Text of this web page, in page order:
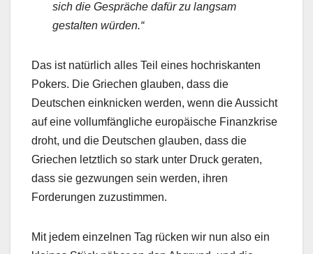
sich die Gespräche dafür zu langsam
gestalten würden.“
Das ist natürlich alles Teil eines hochriskanten
Pokers. Die Griechen glauben, dass die
Deutschen einknicken werden, wenn die Aussicht
auf eine vollumfängliche europäische Finanzkrise
droht, und die Deutschen glauben, dass die
Griechen letztlich so stark unter Druck geraten,
dass sie gezwungen sein werden, ihren
Forderungen zuzustimmen.
Mit jedem einzelnen Tag rücken wir nun also ein